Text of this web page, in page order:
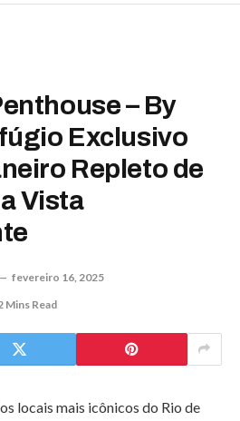
– By
Exclusivo
Repleto de
Vista
fevereiro 16, 2025
Mins Read
locais mais icônicos do Rio de